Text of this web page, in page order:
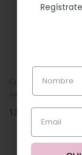
Cultivators Tinte
100gr oncología
Precio
13,50 €
Nombre
Email